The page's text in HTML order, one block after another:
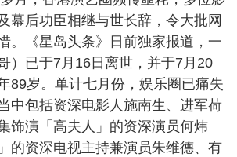
幕后功臣相继与世长辞，令大批网
。《星岛头条》日前独家报道，一
）已于7月16日离世，并于7月20
89岁。单计七月份，娱乐圈已痛失
中包括资深电影人施南生、进军荷
饰演「高夫人」的资深演员何炜
的资深电视主持兼演员朱维德、有